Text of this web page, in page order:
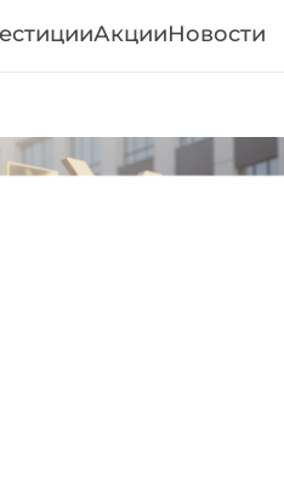
АкцииНовости